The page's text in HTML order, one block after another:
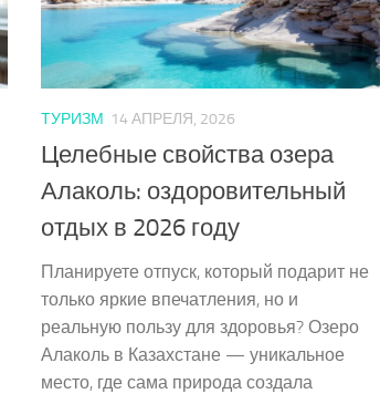
ТУРИЗМ 14 АПРЕЛЯ, 2026
Целебные свойства озера
Алаколь: оздоровительный
отдых в 2026 году
Планируете отпуск, который подарит не
только яркие впечатления, но и
реальную пользу для здоровья? Озеро
Алаколь в Казахстане — уникальное
место, где сама природа создала